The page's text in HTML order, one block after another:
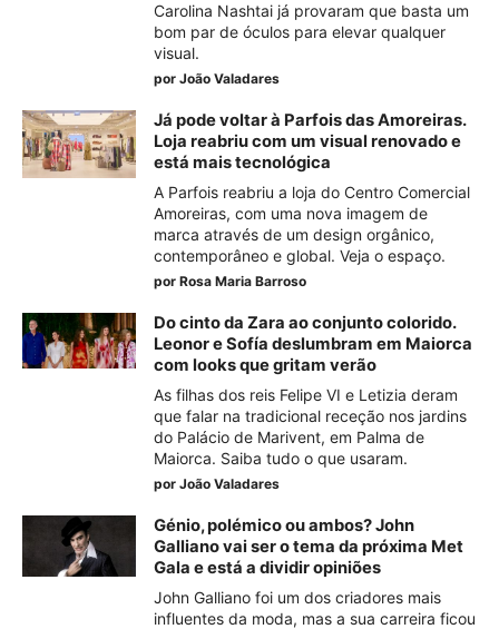
Carolina Nashtai já provaram que basta um
bom par de óculos para elevar qualquer
visual.
por João Valadares
Já pode voltar à Parfois das Amoreiras.
Loja reabriu com um visual renovado e
está mais tecnológica
A Parfois reabriu a loja do Centro Comercial
Amoreiras, com uma nova imagem de
marca através de um design orgânico,
contemporâneo e global. Veja o espaço.
por Rosa Maria Barroso
Do cinto da Zara ao conjunto colorido.
Leonor e Sofía deslumbram em Maiorca
com looks que gritam verão
As filhas dos reis Felipe VI e Letizia deram
que falar na tradicional receção nos jardins
do Palácio de Marivent, em Palma de
Maiorca. Saiba tudo o que usaram.
por João Valadares
Génio, polémico ou ambos? John
Galliano vai ser o tema da próxima Met
Gala e está a dividir opiniões
John Galliano foi um dos criadores mais
influentes da moda, mas a sua carreira ficou